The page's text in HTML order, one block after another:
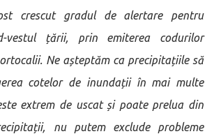
crescut gradul de alertare pentru
vestul țării, prin emiterea codurilor
Ne așteptăm ca precipitațiile să
cotelor de inundații în mai multe
extrem de uscat și poate prelua din
nu putem exclude probleme